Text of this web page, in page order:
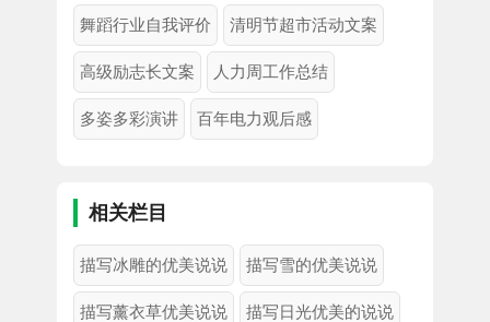
舞蹈行业自我评价 清明节超市活动文案
高级励志长文案 人力周工作总结
多姿多彩演讲 百年电力观后感
相关栏目
描写冰雕的优美说说 描写雪的优美说说
描写薰衣草优美说说 描写日光优美的说说